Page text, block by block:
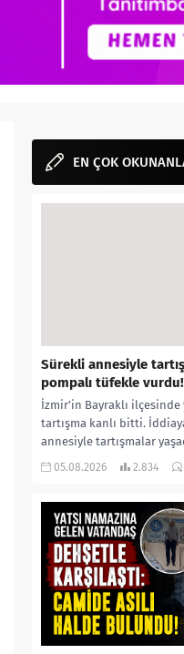
EN ÇOK
Sürekli annesiyle
pompalı tüfekle vurdu!
İzmir’in Bayraklı
tartışma kanlı bitti.
annesiyle tartışmalar
yaşındaki...
05.08.2026 2.834